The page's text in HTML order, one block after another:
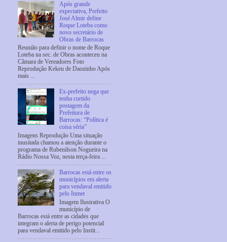
Após grande
expectativa, Prefeito
José Almir define
Roque Loteba como
novo secretário de
Obras de Barrocas
Reunião para definir o nome de Roque
Loteba na sec. de Obras aconteceu na
Câmara de Vereadores Foto
Reprodução Kekeu de Daozinho Após
mais ...
Ex-prefeito nega que
tenha curtido
postagem da
Prefeitura de
Barrocas: “Política é
coisa séria”
Imagens Reprodução Uma situação
inusitada chamou a atenção durante o
programa de Rubenilson Nogueira na
Rádio Nossa Voz, nesta terça-feira ...
Barrocas está entre os
municípios em alerta
para vendaval emitido
pelo Inmet
Imagem Ilustrativa O
município de
Barrocas está entre as cidades que
integram o alerta de perigo potencial
para vendaval emitido pelo Instit...